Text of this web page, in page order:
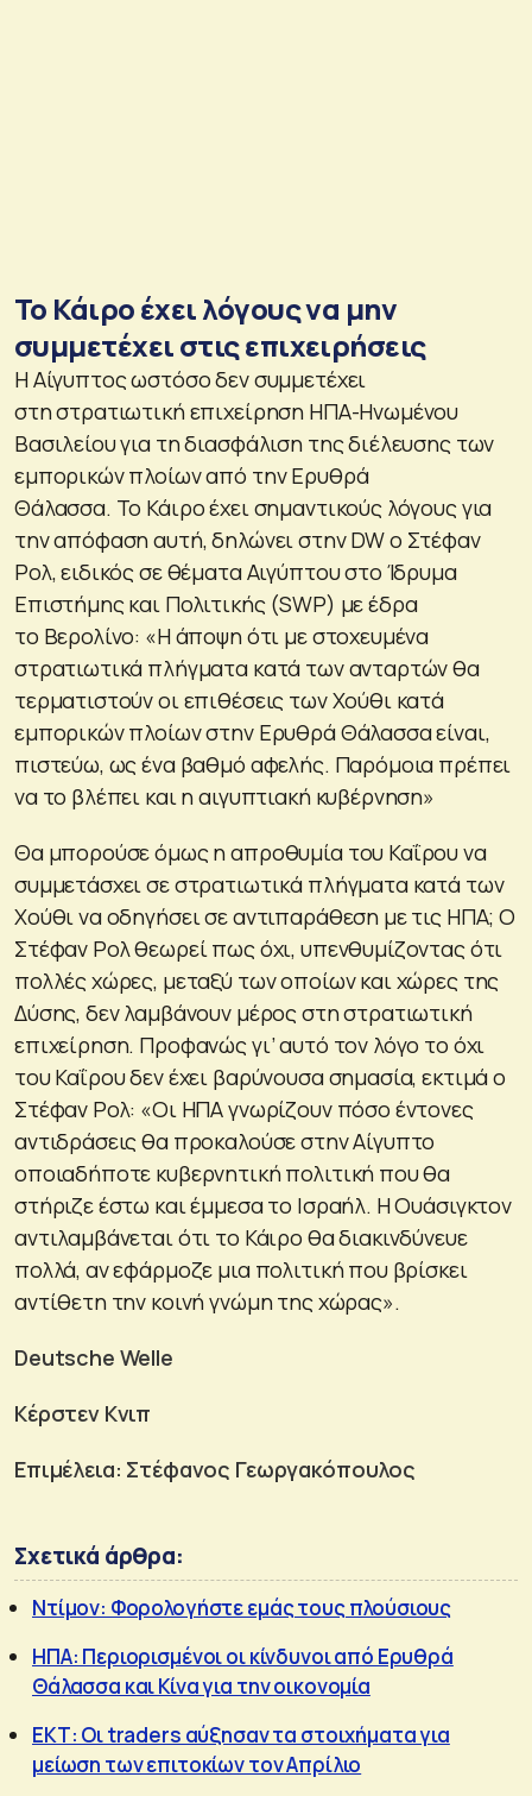
Το Κάιρο έχει λόγους να μην
συμμετέχει στις επιχειρήσεις
Η Αίγυπτος ωστόσο δεν συμμετέχει
στη στρατιωτική επιχείρηση ΗΠΑ-Ηνωμένου
Βασιλείου για τη διασφάλιση της διέλευσης των
εμπορικών πλοίων από την Ερυθρά
Θάλασσα. Το Κάιρο έχει σημαντικούς λόγους για
την απόφαση αυτή, δηλώνει στην DW ο Στέφαν
Ρολ, ειδικός σε θέματα Αιγύπτου στο Ίδρυμα
Επιστήμης και Πολιτικής (SWP) με έδρα
το Βερολίνο: «Η άποψη ότι με στοχευμένα
στρατιωτικά πλήγματα κατά των ανταρτών θα
τερματιστούν οι επιθέσεις των Χούθι κατά
εμπορικών πλοίων στην Ερυθρά Θάλασσα είναι,
πιστεύω, ως ένα βαθμό αφελής. Παρόμοια πρέπει
να το βλέπει και η αιγυπτιακή κυβέρνηση»
Θα μπορούσε όμως η απροθυμία του Καΐρου να
συμμετάσχει σε στρατιωτικά πλήγματα κατά των
Χούθι να οδηγήσει σε αντιπαράθεση με τις ΗΠΑ; Ο
Στέφαν Ρολ θεωρεί πως όχι, υπενθυμίζοντας ότι
πολλές χώρες, μεταξύ των οποίων και χώρες της
Δύσης, δεν λαμβάνουν μέρος στη στρατιωτική
επιχείρηση. Προφανώς γι’ αυτό τον λόγο το όχι
του Καΐρου δεν έχει βαρύνουσα σημασία, εκτιμά ο
Στέφαν Ρολ: «Οι ΗΠΑ γνωρίζουν πόσο έντονες
αντιδράσεις θα προκαλούσε στην Αίγυπτο
οποιαδήποτε κυβερνητική πολιτική που θα
στήριζε έστω και έμμεσα το Ισραήλ. Η Ουάσιγκτον
αντιλαμβάνεται ότι το Κάιρο θα διακινδύνευε
πολλά, αν εφάρμοζε μια πολιτική που βρίσκει
αντίθετη την κοινή γνώμη της χώρας».
Deutsche Welle
Κέρστεν Κνιπ
Επιμέλεια: Στέφανος Γεωργακόπουλος
Σχετικά άρθρα:
Ντίμον: Φορολογήστε εμάς τους πλούσιους
ΗΠΑ: Περιορισμένοι οι κίνδυνοι από Ερυθρά
Θάλασσα και Κίνα για την οικονομία
ΕΚΤ: Οι traders αύξησαν τα στοιχήματα για
μείωση των επιτοκίων τον Απρίλιο